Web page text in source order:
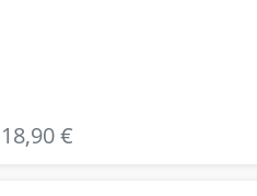
18,90 €